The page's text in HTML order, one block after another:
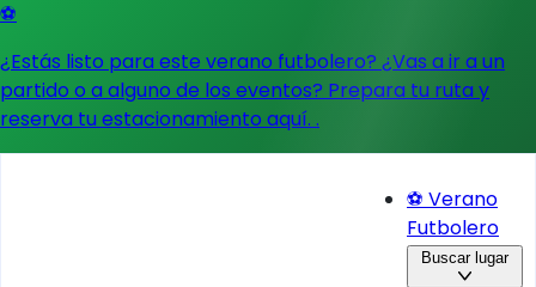
⚽
¿Estás listo para este verano futbolero? ¿Vas a ir a un
partido o a alguno de los eventos? Prepara tu ruta y
reserva tu estacionamiento aquí. .
⚽ Verano
Futbolero
Buscar lugar